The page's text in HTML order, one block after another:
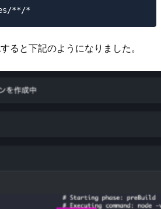
ると下記のようになりました。